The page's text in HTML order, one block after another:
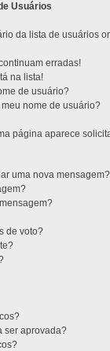
Usuários
da lista de usuários
erradas!
na lista!
de usuário?
nome de usuário?
página aparece
uma nova mensagem?
de voto?
ser aprovada?